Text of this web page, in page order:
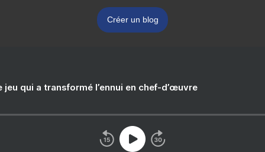
Créer un blog
jeu qui a transformé l’ennui en chef-d’œuvre